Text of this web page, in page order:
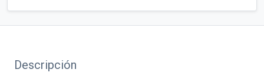
Descripción